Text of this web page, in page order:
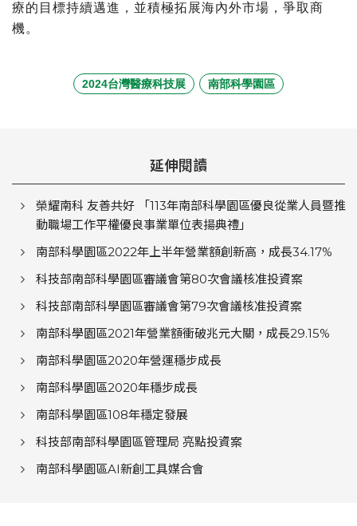
療的目標持續邁進，並積極拓展海內外市場，爭取商
機。
2024台灣醫療科技展 南部科學園區
延伸閱讀
榮耀南科 友善共好 「113年南部科學園區優良從業人員暨推
動職場工作平權優良事業單位表揚典禮」
南部科學園區2022年上半年營業額創新高，成長34.17%
科技部南部科學園區審議會第80次會議核准投資案
科技部南部科學園區審議會第79次會議核准投資案
南部科學園區2021年營業額衝破兆元大關，成長29.15%
南部科學園區2020年營運穩步成長
南部科學園區2020年穩步成長
南部科學園區108年穩定發展
科技部南部科學園區管理局 亮點投資案
南部科學園區AI新創工具媒合會